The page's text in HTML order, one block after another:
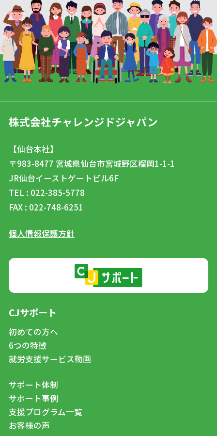
株式会社チャレンジドジャパン
【仙台本社】
〒983-8477 宮城県仙台市宮城野区榴岡1-1-1
JR仙台イーストゲートビル6F
TEL : 022-385-5778
FAX : 022-748-6251
個人情報保護方針
CJサポート
初めての方へ
6つの特徴
就労支援サービス動画
サポート体制
サポート事例
支援プログラム一覧
お客様の声